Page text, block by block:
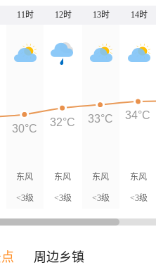
11时 12时 13时 14时
东风
<3级
东风
<3级
东风
<3级
东风
<3级
30°C
32°C 33°C 34°C
周边乡镇